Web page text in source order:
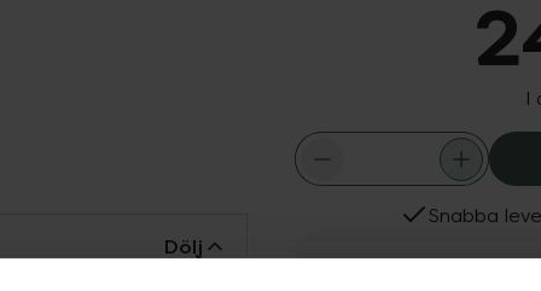
I
Snabba
Dölj